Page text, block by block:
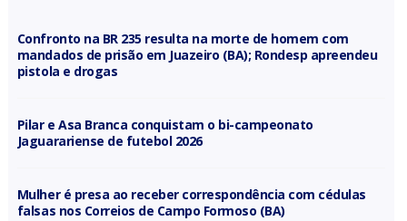
Confronto na BR 235 resulta na morte de homem com
mandados de prisão em Juazeiro (BA); Rondesp apreendeu
pistola e drogas
Pilar e Asa Branca conquistam o bi-campeonato
Jaguarariense de futebol 2026
Mulher é presa ao receber correspondência com cédulas
falsas nos Correios de Campo Formoso (BA)